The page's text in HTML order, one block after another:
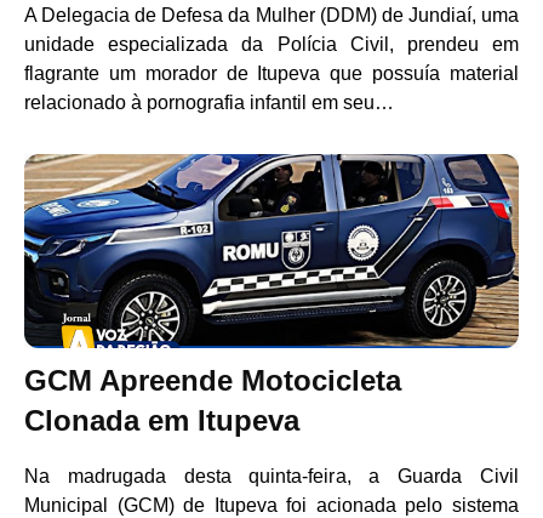
A Delegacia de Defesa da Mulher (DDM) de Jundiaí, uma
unidade especializada da Polícia Civil, prendeu em
flagrante um morador de Itupeva que possuía material
relacionado à pornografia infantil em seu…
GCM Apreende Motocicleta
Clonada em Itupeva
Na madrugada desta quinta-feira, a Guarda Civil
Municipal (GCM) de Itupeva foi acionada pelo sistema